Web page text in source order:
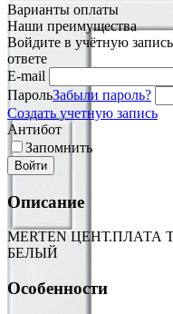
Варианты оплаты
Наши преимущества
Войдите в учётную
ответе
E-mail
ПарольЗабыли пароль?
Создать учетную запись
Антибот
Запомнить
Войти
Описание
MERTEN ЦЕНТ.ПЛАТА
БЕЛЫЙ
Особенности